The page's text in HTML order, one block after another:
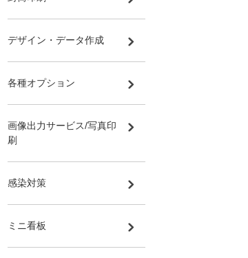
デザイン・データ作成
各種オプション
画像出力サービス/写真印
刷
感染対策
ミニ看板